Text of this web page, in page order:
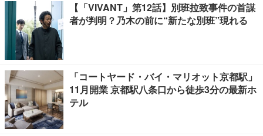
【「VIVANT」第12話】別班拉致事件の首謀
者が判明？乃木の前に“新たな別班”現れる
「コートヤード・バイ・マリオット京都駅」
11月開業 京都駅八条口から徒歩3分の最新ホ
テル